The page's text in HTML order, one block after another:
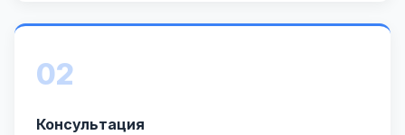
02
Консультация